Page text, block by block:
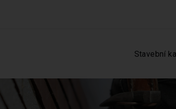
Stavební